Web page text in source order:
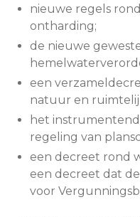
nieuwe regels
ontharding;
de nieuwe
een
natuur en
het
regeling van
een decreet rond
een decreet dat
voor